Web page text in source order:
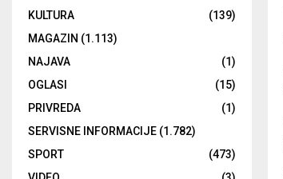
KULTURA
(139)
MAGAZIN (1.113)
NAJAVA
(1)
OGLASI
(15)
PRIVREDA
(1)
SERVISNE INFORMACIJE (1.782)
SPORT
(473)